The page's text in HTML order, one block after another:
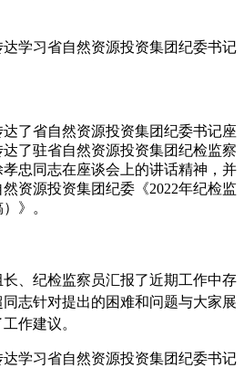
了省自然资源投资集团纪委书记座
了驻省自然资源投资集团纪检监察
忠同志在座谈会上的讲话精神，并
资源投资集团纪委《2022年纪检监
》。
、纪检监察员汇报了近期工作中存
志针对提出的困难和问题与大家展
作建议。